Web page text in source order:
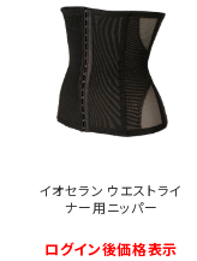
イオセラン ウエストライ
ナー用ニッパー
ログイン後価格表示